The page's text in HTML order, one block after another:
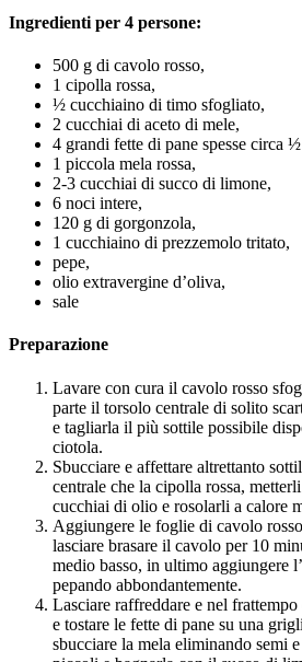
Ingredienti per 4 persone:
500 g di cavolo rosso,
1 cipolla rossa,
½ cucchiaino di timo sfogliato,
2 cucchiai di aceto di mele,
4 grandi fette di pane spesse circa
1 piccola mela rossa,
2-3 cucchiai di succo di limone,
6 noci intere,
120 g di gorgonzola,
1 cucchiaino di prezzemolo tritato,
pepe,
olio extravergine d’oliva,
sale
Preparazione
Lavare con cura il cavolo rosso
parte il torsolo centrale di solito
e tagliarla il più sottile possibile
ciotola.
Sbucciare e affettare altrettanto
centrale che la cipolla rossa,
cucchiai di olio e rosolarli a calore
Aggiungere le foglie di cavolo
lasciare brasare il cavolo per 10
medio basso, in ultimo aggiungere
pepando abbondantemente.
Lasciare raffreddare e nel
e tostare le fette di pane su una
sbucciare la mela eliminando semi